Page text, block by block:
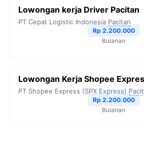
Lowongan kerja Driver Pacitan
PT Cepat Logistic Indonesia Pacitan
Rp 2.200.000
Bulanan
Lowongan Kerja Shopee
PT Shopee Express (SPX Express)
Rp 2.200.000
Bulanan